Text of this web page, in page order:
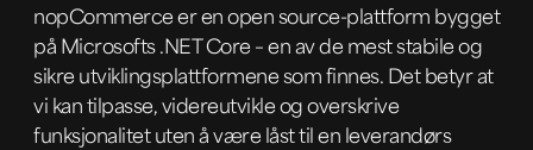
nopCommerce er en open source-plattform bygget
på Microsofts .NET Core – en av de mest stabile og
sikre utviklingsplattformene som finnes. Det betyr at
vi kan tilpasse, videreutvikle og overskrive
funksjonalitet uten å være låst til en leverandørs